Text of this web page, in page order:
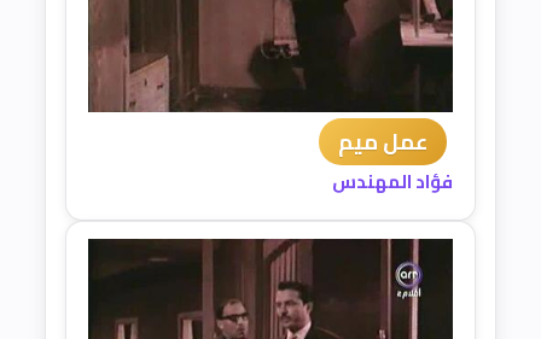
عمل ميم
فؤاد المهندس